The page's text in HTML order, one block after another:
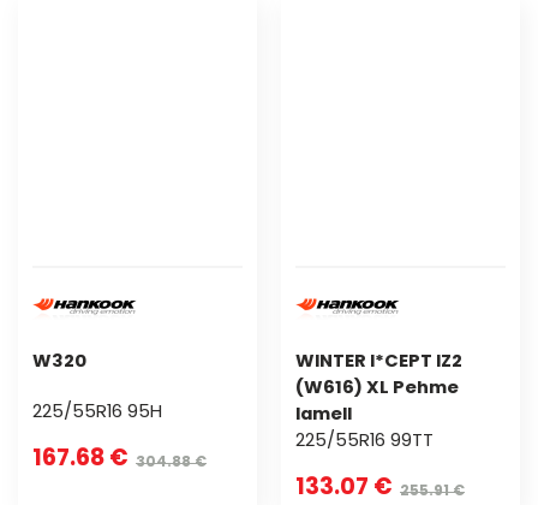
W320
225/55R16 95H
167.68 € 304.88 €
WINTER I*CEPT IZ2
(W616) XL Pehme
lamell
225/55R16 99TT
133.07 € 255.91 €